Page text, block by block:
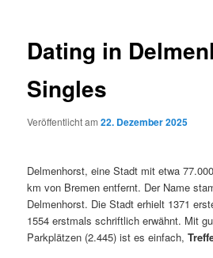
Dating in
Singles
Veröffentlicht am22. Dezember 2025
Delmenhorst, eine Stadt mit etwa
km von Bremen entfernt. Der Name
Delmenhorst. Die Stadt erhielt 1371
1554 erstmals schriftlich erwähnt. Mit
Parkplätzen (2.445) ist es einfach,